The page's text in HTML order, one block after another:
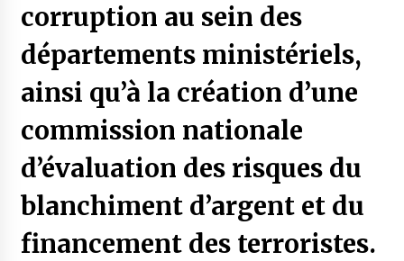
corruption au sein des
départements ministériels,
ainsi qu’à la création d’une
commission nationale
d’évaluation des risques du
blanchiment d’argent et du
financement des terroristes.